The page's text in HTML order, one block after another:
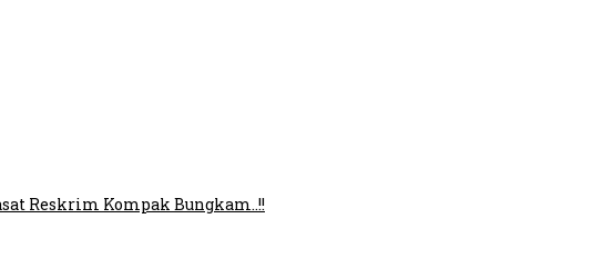
Reskrim Kompak Bungkam..!!